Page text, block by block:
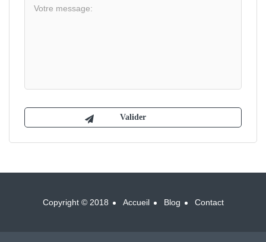
Copyright © 2018 Accueil Blog Contact